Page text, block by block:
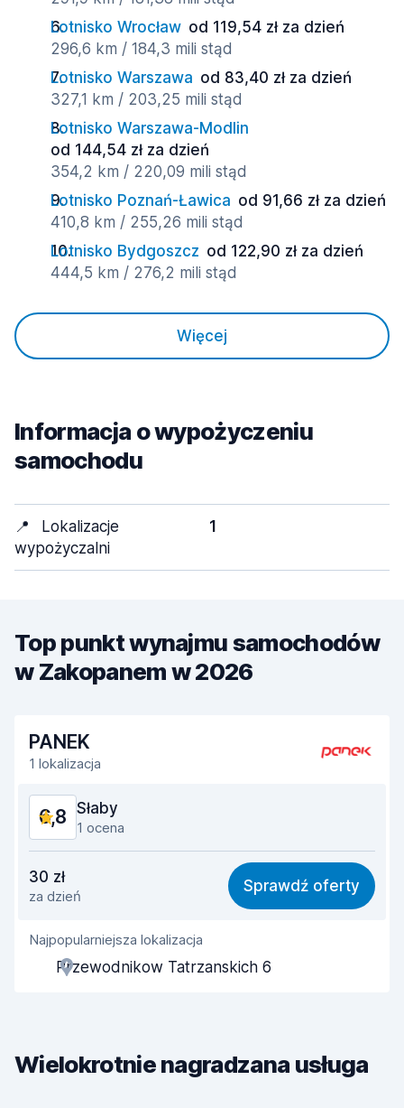
Lotnisko Wrocław od 119,54 zł za dzień
296,6 km / 184,3 mili stąd
Lotnisko Warszawa od 83,40 zł za dzień
327,1 km / 203,25 mili stąd
Lotnisko Warszawa-Modlin
od 144,54 zł za dzień
354,2 km / 220,09 mili stąd
Lotnisko Poznań-Ławica od 91,66 zł za dzień
410,8 km / 255,26 mili stąd
Lotnisko Bydgoszcz od 122,90 zł za dzień
444,5 km / 276,2 mili stąd
Więcej
Informacja o wypożyczeniu
samochodu
📍
Lokalizacje
wypożyczalni
1
Top punkt wynajmu samochodów
w Zakopanem w 2026
PANEK
1 lokalizacja
6,8 Słaby
1 ocena
5,6
Łatwość znalezienia 8,2
Pomocność przedstawiciela
Szybkość odbioru
Czystość samochodu 6,0
30 zł
za dzień
Sprawdź oferty
Najpopularniejsza lokalizacja
Przewodnikow Tatrzanskich 6
Wielokrotnie nagradzana usługa